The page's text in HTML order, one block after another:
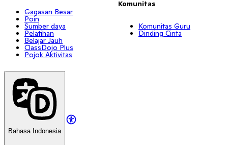
Gagasan Besar
Poin
Sumber daya
Pelatihan
Belajar Jauh
ClassDojo Plus
Pojok Aktivitas
Komunitas
Komunitas Guru
Dinding Cinta
Bahasa Indonesia